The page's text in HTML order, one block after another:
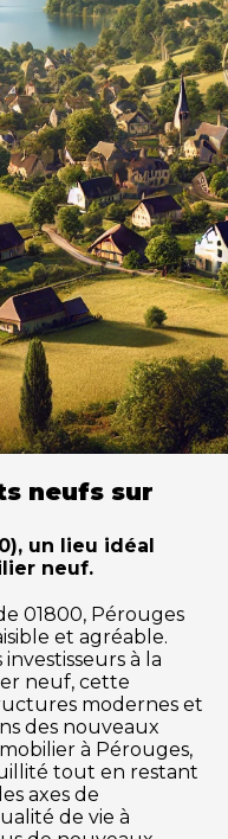
neufs sur
un lieu idéal
neuf.
01800, Pérouges
et agréable.
à la
neuf, cette
modernes et
des nouveaux
à Pérouges,
tout en restant
axes de
de vie à